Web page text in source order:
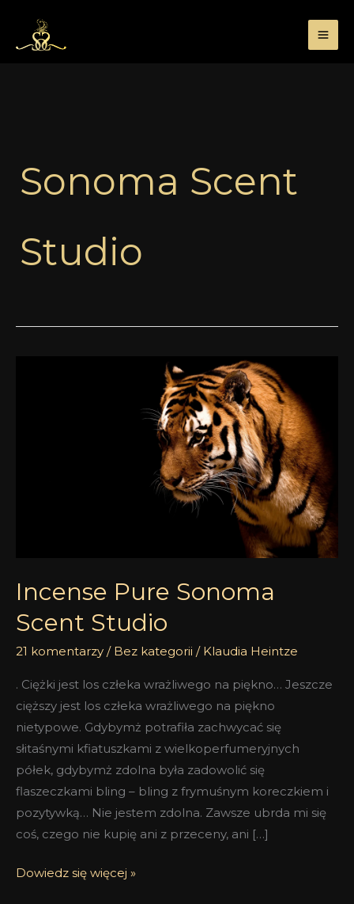
treści
Sonoma Scent
Studio
Incense Pure Sonoma
Scent Studio
21 komentarzy / Bez kategorii / Klaudia Heintze
. Ciężki jest los człeka wrażliwego na piękno… Jeszcze
cięższy jest los człeka wrażliwego na piękno
nietypowe. Gdybymż potrafiła zachwycać się
słitaśnymi kfiatuszkami z wielkoperfumeryjnych
półek, gdybymż zdolna była zadowolić się
flaszeczkami bling – bling z frymuśnym koreczkiem i
pozytywką… Nie jestem zdolna. Zawsze ubrda mi się
coś, czego nie kupię ani z przeceny, ani […]
Dowiedz się więcej »